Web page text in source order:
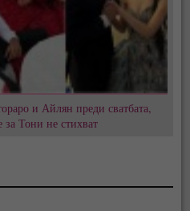
и Айлян преди сватбата,
за Тони не стихват